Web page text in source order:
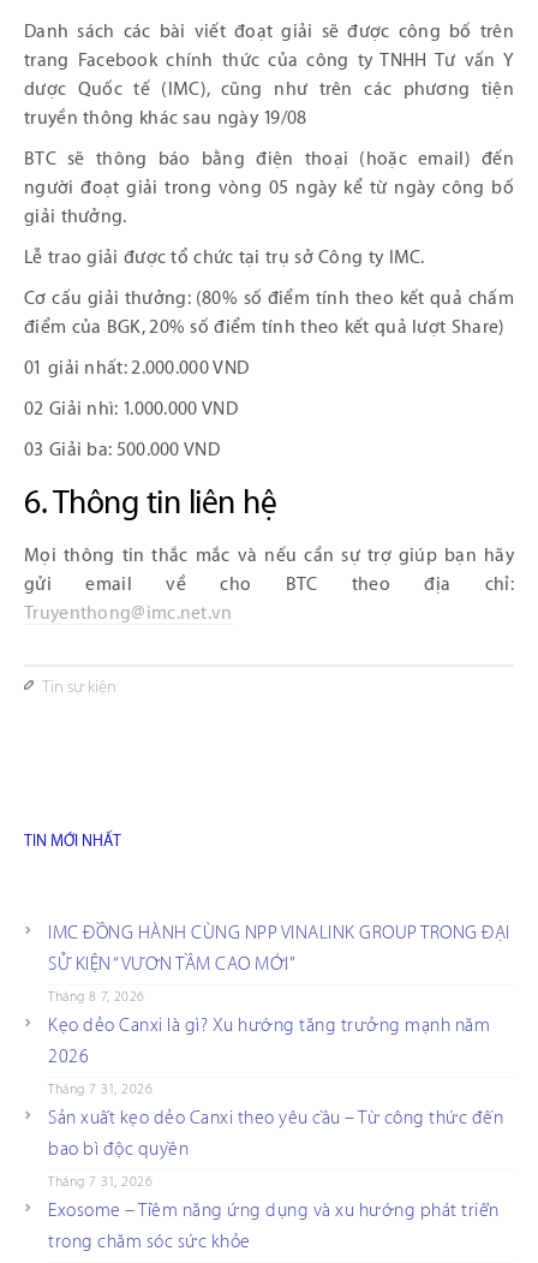
Danh sách các bài viết đoạt giải sẽ được công bố trên
trang Facebook chính thức của công ty TNHH Tư vấn Y
dược Quốc tế (IMC), cũng như trên các phương tiện
truyền thông khác sau ngày 19/08
BTC sẽ thông báo bằng điện thoại (hoặc email) đến
người đoạt giải trong vòng 05 ngày kể từ ngày công bố
giải thưởng.
Lễ trao giải được tổ chức tại trụ sở Công ty IMC.
Cơ cấu giải thưởng: (80% số điểm tính theo kết quả chấm
điểm của BGK, 20% số điểm tính theo kết quả lượt Share)
01 giải nhất: 2.000.000 VND
02 Giải nhì: 1.000.000 VND
03 Giải ba: 500.000 VND
6. Thông tin liên hệ
Mọi thông tin thắc mắc và nếu cần sự trợ giúp bạn hãy
gửi email về cho BTC theo địa chỉ:
Truyenthong@imc.net.vn
Tin sự kiện
TIN MỚI NHẤT
IMC ĐỒNG HÀNH CÙNG NPP VINALINK GROUP TRONG ĐẠI
SỰ KIỆN “VƯƠN TẦM CAO MỚI”
Tháng 8 7, 2026
Kẹo dẻo Canxi là gì? Xu hướng tăng trưởng mạnh năm
2026
Tháng 7 31, 2026
Sản xuất kẹo dẻo Canxi theo yêu cầu – Từ công thức đến
bao bì độc quyền
Tháng 7 31, 2026
Exosome – Tiềm năng ứng dụng và xu hướng phát triển
trong chăm sóc sức khỏe